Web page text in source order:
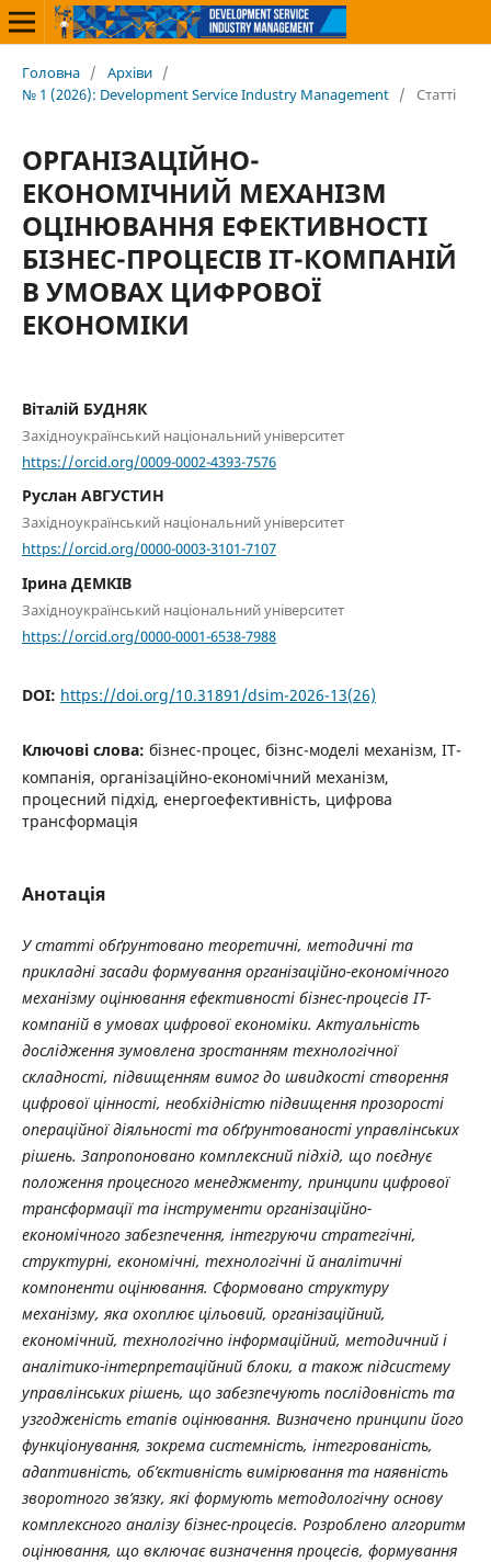
Головна / Архіви /
№ 1 (2026): Development Service Industry Management / Статті
ОРГАНІЗАЦІЙНО-
ЕКОНОМІЧНИЙ МЕХАНІЗМ
ОЦІНЮВАННЯ ЕФЕКТИВНОСТІ
БІЗНЕС-ПРОЦЕСІВ ІТ-КОМПАНІЙ
В УМОВАХ ЦИФРОВОЇ
ЕКОНОМІКИ
Віталій БУДНЯК
Західноукраїнський національний університет
https://orcid.org/0009-0002-4393-7576
Руслан АВГУСТИН
Західноукраїнський національний університет
https://orcid.org/0000-0003-3101-7107
Ірина ДЕМКІВ
Західноукраїнський національний університет
https://orcid.org/0000-0001-6538-7988
DOI: https://doi.org/10.31891/dsim-2026-13(26)
Ключові слова: бізнес-процес, бізнс-моделі механізм, ІТ-
компанія, організаційно-економічний механізм,
процесний підхід, енергоефективність, цифрова
трансформація
Анотація
У статті обґрунтовано теоретичні, методичні та
прикладні засади формування організаційно-економічного
механізму оцінювання ефективності бізнес-процесів ІТ-
компаній в умовах цифрової економіки. Актуальність
дослідження зумовлена зростанням технологічної
складності, підвищенням вимог до швидкості створення
цифрової цінності, необхідністю підвищення прозорості
операційної діяльності та обґрунтованості управлінських
рішень. Запропоновано комплексний підхід, що поєднує
положення процесного менеджменту, принципи цифрової
трансформації та інструменти організаційно-
економічного забезпечення, інтегруючи стратегічні,
структурні, економічні, технологічні й аналітичні
компоненти оцінювання. Сформовано структуру
механізму, яка охоплює цільовий, організаційний,
економічний, технологічно інформаційний, методичний і
аналітико-інтерпретаційний блоки, а також підсистему
управлінських рішень, що забезпечують послідовність та
узгодженість етапів оцінювання. Визначено принципи його
функціонування, зокрема системність, інтегрованість,
адаптивність, об’єктивність вимірювання та наявність
зворотного зв’язку, які формують методологічну основу
комплексного аналізу бізнес-процесів. Розроблено алгоритм
оцінювання, що включає визначення процесів, формування